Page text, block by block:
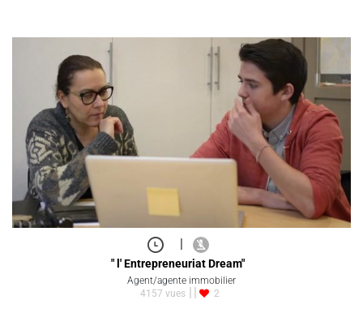
|
" l' Entrepreneuriat Dream"
Agent/agente immobilier
4157 vues
2